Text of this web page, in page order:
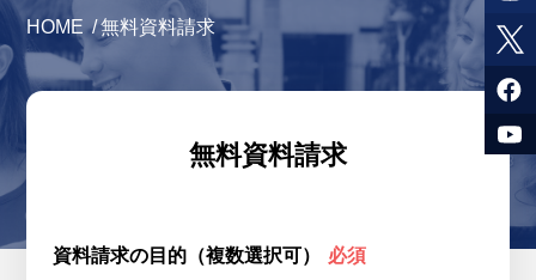
求人検索
参加者体験談
+ 会社情報
HOME /無料資料請求
無料資料請求
資料請求の目的（複数選択可） 必須